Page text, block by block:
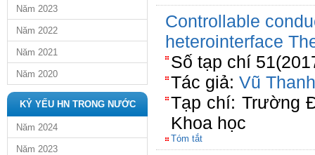
Năm 2023
Năm 2022
Năm 2021
Năm 2020
KỶ YẾU HN TRONG NƯỚC
Năm 2024
Năm 2023
Controllable
heterointerface
Số tạp chí
Tác giả: Vũ
Tạp chí: Trường
Khoa học
Tóm tắt